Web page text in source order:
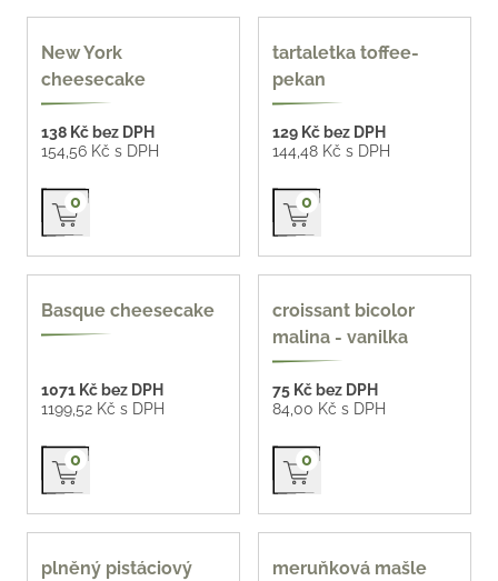
New York
cheesecake
138 Kč bez DPH
154,56 Kč s DPH
Přidat do košíku
0
tartaletka toffee-
pekan
129 Kč bez DPH
144,48 Kč s DPH
Přidat do košíku
0
bezlepek
Basque cheesecake
1071 Kč bez DPH
1199,52 Kč s DPH
Přidat do košíku
0
croissant bicolor
malina - vanilka
75 Kč bez DPH
84,00 Kč s DPH
Přidat do košíku
0
nové
plněný pistáciový
meruňková mašle